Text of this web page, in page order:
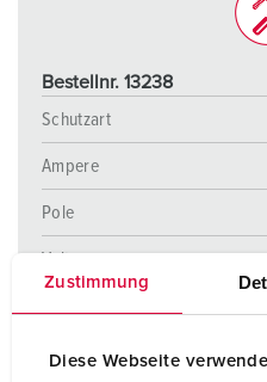
Zustimmung
Diese Webseite
Bestellnr. 13238
Schutzart
Ampere
Pole
Volt
Kontakt